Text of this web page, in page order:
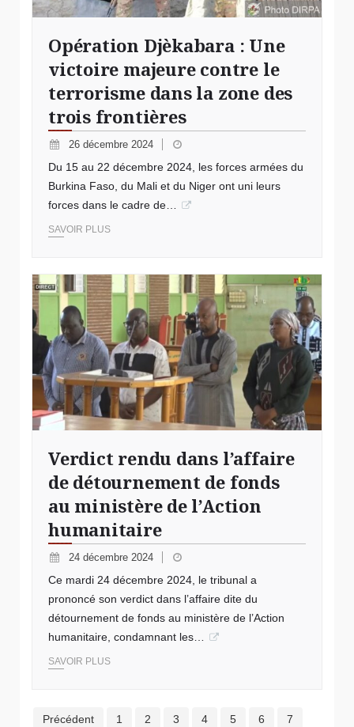
Opération Djèkabara : Une
victoire majeure contre le
terrorisme dans la zone des
trois frontières
26 décembre 2024
Du 15 au 22 décembre 2024, les forces armées du
Burkina Faso, du Mali et du Niger ont uni leurs
forces dans le cadre de…
SAVOIR PLUS
Verdict rendu dans l’affaire
de détournement de fonds
au ministère de l’Action
humanitaire
24 décembre 2024
Ce mardi 24 décembre 2024, le tribunal a
prononcé son verdict dans l’affaire dite du
détournement de fonds au ministère de l’Action
humanitaire, condamnant les…
SAVOIR PLUS
Précédent 1 2 3 4 5 6 7